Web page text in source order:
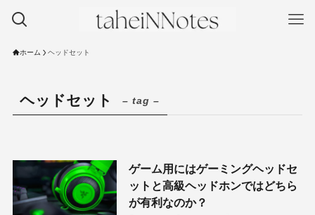
ホーム ヘッドセット
ヘッドセット – tag –
ゲーム用にはゲーミングヘッドセ
ットと高級ヘッドホンではどちら
が有利なのか？